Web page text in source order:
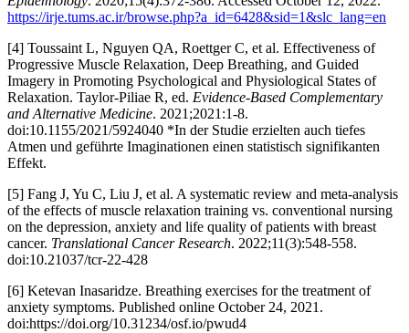
https://irje.tums.ac.ir/browse.php?a_id=6428&sid=1&slc_lang=en
[4] Toussaint L, Nguyen QA, Roettger C, et al. Effectiveness of
Progressive Muscle Relaxation, Deep Breathing, and Guided
Imagery in Promoting Psychological and Physiological States of
Relaxation. Taylor-Piliae R, ed. Evidence-Based Complementary
and Alternative Medicine. 2021;2021:1-8.
doi:10.1155/2021/5924040 *In der Studie erzielten auch tiefes
Atmen und geführte Imaginationen einen statistisch signifikanten
Effekt.
[5] Fang J, Yu C, Liu J, et al. A systematic review and meta-analysis
of the effects of muscle relaxation training vs. conventional nursing
on the depression, anxiety and life quality of patients with breast
cancer. Translational Cancer Research. 2022;11(3):548-558.
doi:10.21037/tcr-22-428
[6] Ketevan Inasaridze. Breathing exercises for the treatment of
anxiety symptoms. Published online October 24, 2021.
doi:https://doi.org/10.31234/osf.io/pwud4